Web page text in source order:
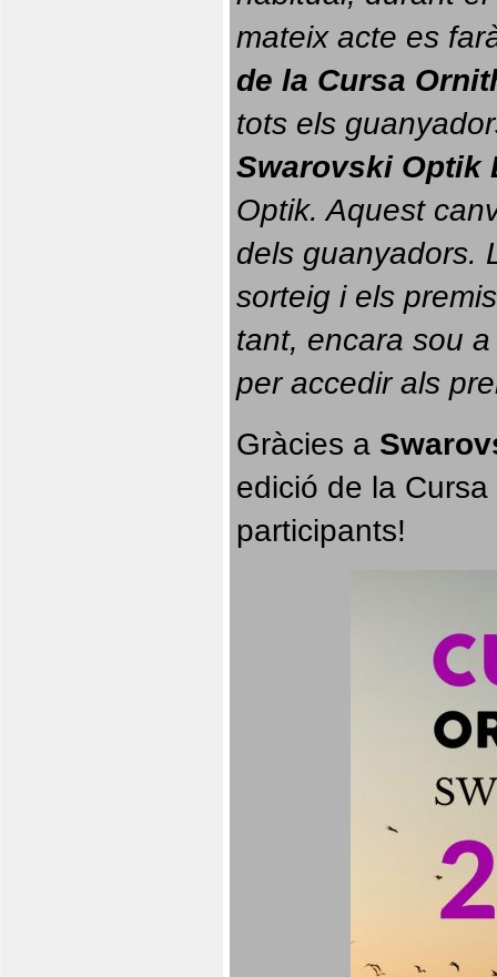
mateix acte es
de la Cursa
tots els
Swarovski Optik
Optik. Aquest
dels guanyadors.
sorteig i els
tant, encara sou
per accedir als
Gràcies a
edició de la
participants!